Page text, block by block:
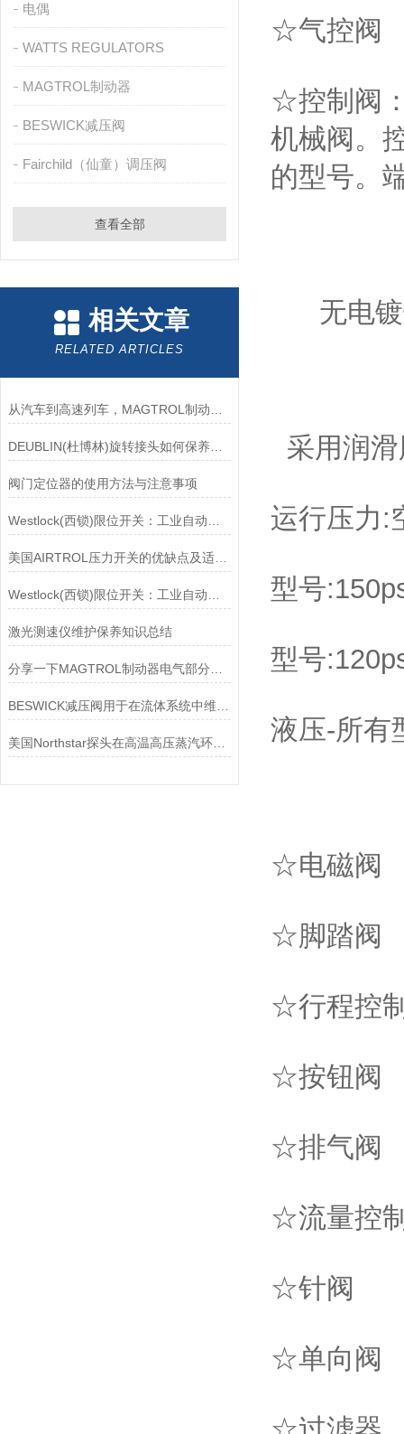
电偶
WATTS REGULATORS
MAGTROL制动器
BESWICK减压阀
Fairchild（仙童）调压阀
查看全部
相关文章
RELATED ARTICLES
DEUBLIN(杜博林)旋转接头如何保养？需要注意哪些事项？
阀门定位器的使用方法与注意事项
美国AIRTROL压力开关的优缺点及适用范围讲解
激光测速仪维护保养知识总结
美国Northstar探头在高温高压蒸汽环境下的液位测量可靠性
☆气控阀
☆控制阀
机械阀。
的型号。
无电镀
采用润
运行压力:
型号
型号
液压-所有
☆电磁阀
☆脚踏阀
☆行程控
☆按钮阀
☆排气阀
☆流量控
☆针阀
☆单向阀